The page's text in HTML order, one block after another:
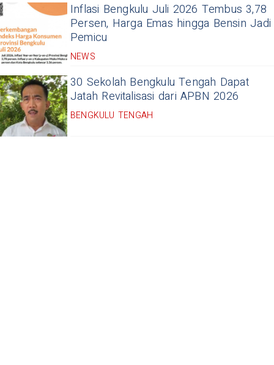
Inflasi Bengkulu Juli 2026 Tembus 3,78
Persen, Harga Emas hingga Bensin Jadi
Pemicu
NEWS
30 Sekolah Bengkulu Tengah Dapat
Jatah Revitalisasi dari APBN 2026
BENGKULU TENGAH